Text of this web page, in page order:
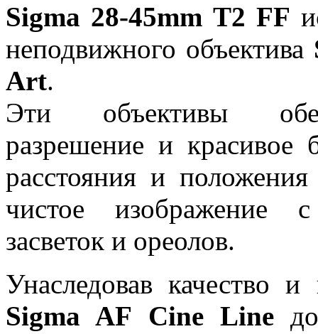
Sigma 28-45mm T2 FF
неподвижного объектива
Art.
Эти объективы
разрешение и красивое
расстояния и
чистое изображение
засветок и ореолов.
Унаследовав качество
Sigma AF Cine Line